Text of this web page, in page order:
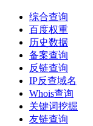
综合查询
百度权重
历史数据
备案查询
反链查询
IP反查域名
Whois查询
关键词挖掘
友链查询